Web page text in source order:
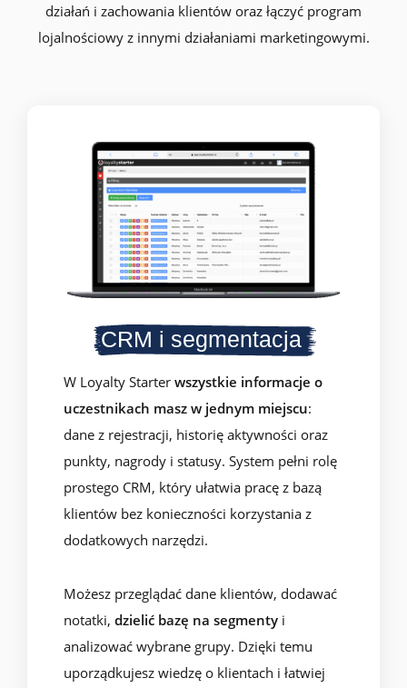
działań i zachowania klientów oraz łączyć program
lojalnościowy z innymi działaniami marketingowymi.
CRM i segmentacja
W Loyalty Starter wszystkie informacje o
uczestnikach masz w jednym miejscu:
dane z rejestracji, historię aktywności oraz
punkty, nagrody i statusy. System pełni rolę
prostego CRM, który ułatwia pracę z bazą
klientów bez konieczności korzystania z
dodatkowych narzędzi.
Możesz przeglądać dane klientów, dodawać
notatki, dzielić bazę na segmenty i
analizować wybrane grupy. Dzięki temu
uporządkujesz wiedzę o klientach i łatwiej